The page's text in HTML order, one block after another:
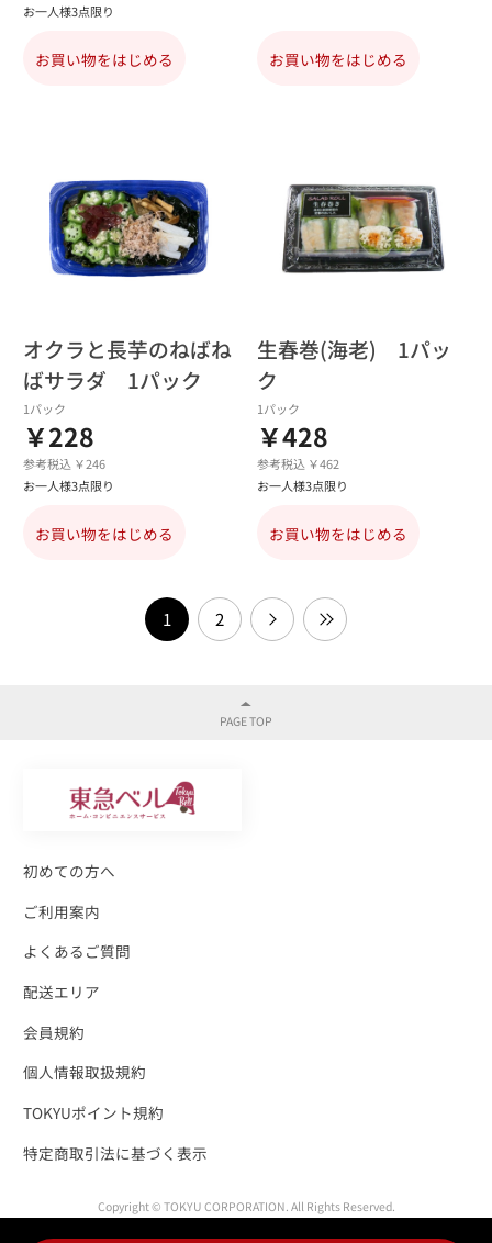
お一人様3点限り
お買い物をはじめる お買い物をはじめる
オクラと長芋のねばね
ばサラダ 1パック
1パック
￥228
参考税込 ￥246
お一人様3点限り
お買い物をはじめる
生春巻(海老) 1パッ
ク
1パック
￥428
参考税込 ￥462
お一人様3点限り
お買い物をはじめる
1 2
初めての方へ
ご利用案内
よくあるご質問
配送エリア
会員規約
個人情報取扱規約
TOKYUポイント規約
特定商取引法に基づく表示
Copyright © TOKYU CORPORATION. All Rights Reserved.